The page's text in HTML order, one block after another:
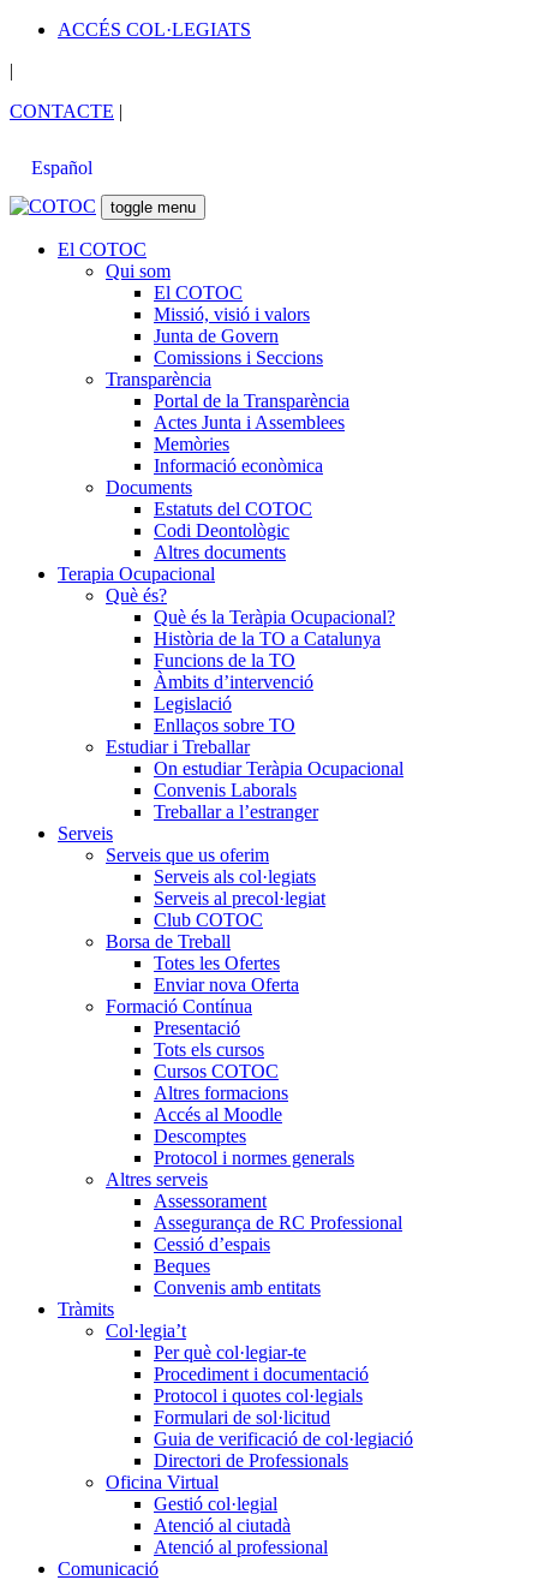
ACCÉS COL·LEGIATS
|
CONTACTE |
Español
toggle menu
El COTOC
Qui som
El COTOC
Missió, visió i valors
Junta de Govern
Comissions i Seccions
Transparència
Portal de la Transparència
Actes Junta i Assemblees
Memòries
Informació econòmica
Documents
Estatuts del COTOC
Codi Deontològic
Altres documents
Terapia Ocupacional
Què és?
Què és la Teràpia Ocupacional?
Història de la TO a Catalunya
Funcions de la TO
Àmbits d’intervenció
Legislació
Enllaços sobre TO
Estudiar i Treballar
On estudiar Teràpia Ocupacional
Convenis Laborals
Treballar a l’estranger
Serveis
Serveis que us oferim
Serveis als col·legiats
Serveis al precol·legiat
Club COTOC
Borsa de Treball
Totes les Ofertes
Enviar nova Oferta
Formació Contínua
Presentació
Tots els cursos
Cursos COTOC
Altres formacions
Accés al Moodle
Descomptes
Protocol i normes generals
Altres serveis
Assessorament
Assegurança de RC Professional
Cessió d’espais
Beques
Convenis amb entitats
Tràmits
Col·legia’t
Per què col·legiar-te
Procediment i documentació
Protocol i quotes col·legials
Formulari de sol·licitud
Guia de verificació de col·legiació
Directori de Professionals
Oficina Virtual
Gestió col·legial
Atenció al ciutadà
Atenció al professional
Comunicació